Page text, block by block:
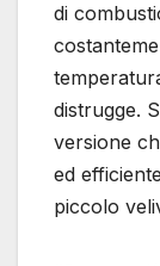
di
distrugge.
versione
ed
piccolo